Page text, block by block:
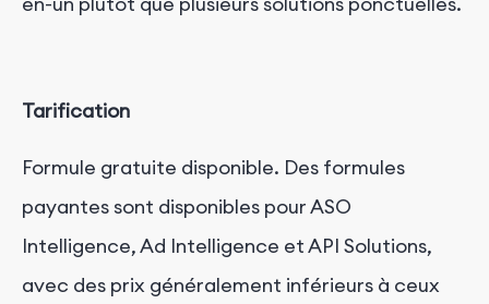
Tarification
Formule gratuite disponible. Des formules
payantes sont disponibles pour ASO
Intelligence, Ad Intelligence et API Solutions,
avec des prix généralement inférieurs à ceux